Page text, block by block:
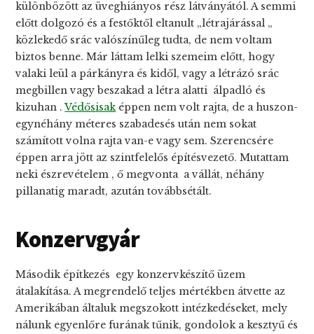
különbözött az üveghiányos rész látványától. A semmi
előtt dolgozó és a festőktől eltanult „létrajárással „
közlekedő srác valószínűleg tudta, de nem voltam
biztos benne. Már láttam lelki szemeim előtt, hogy
valaki leül a párkányra és kidől, vagy a létrázó srác
megbillen vagy beszakad a létra alatti álpadló és
kizuhan .Védősisaképpen nem volt rajta, de a huszon-
egynéhány méteres szabadesés után nem sokat
számított volna rajta van-e vagy sem. Szerencsére
éppen arra jött az szintfelelős építésvezető. Mutattam
neki észrevételem , ő megvonta a vállát, néhány
pillanatig maradt, azután továbbsétált.
Konzervgyár
Második építkezés egy konzervkészítő üzem
átalakítása. A megrendelő teljes mértékben átvette az
Amerikában általuk megszokott intézkedéseket, mely
nálunk egyenlőre furának tűnik, gondolok a kesztyű és